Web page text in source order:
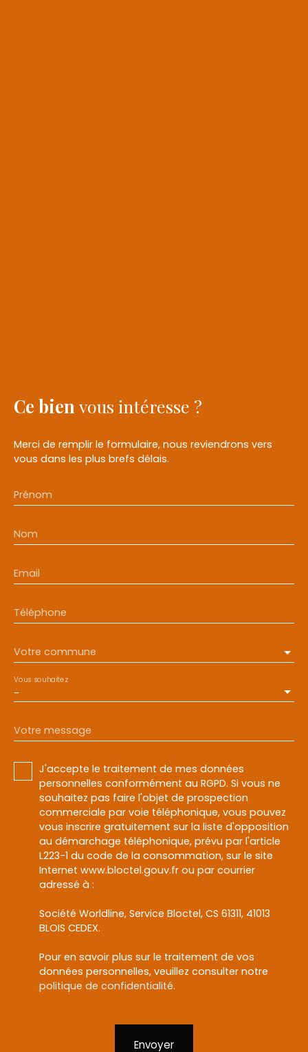
Ce bien vous intéresse ?
Merci de remplir le formulaire, nous reviendrons vers
vous dans les plus brefs délais.
Prénom
Nom
Email
Téléphone
Votre commune
-
Vous souhaitez
Votre message
J'accepte le traitement de mes données
personnelles conformément au RGPD. Si vous ne
souhaitez pas faire l'objet de prospection
commerciale par voie téléphonique, vous pouvez
vous inscrire gratuitement sur la liste d'opposition
au démarchage téléphonique, prévu par l'article
L223-1 du code de la consommation, sur le site
Internet www.bloctel.gouv.fr ou par courrier
adressé à :
Société Worldline, Service Bloctel, CS 61311, 41013
BLOIS CEDEX.
Pour en savoir plus sur le traitement de vos
données personnelles, veuillez consulter notre
politique de confidentialité.
Envoyer